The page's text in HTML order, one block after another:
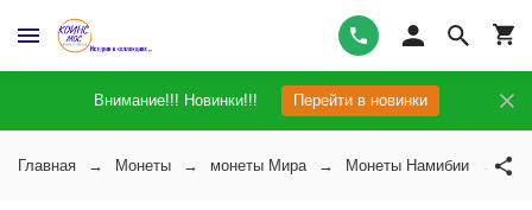
Внимание!!! Новинки!!! Перейти в новинки
Главная Монеты монеты Мира Монеты Намибии